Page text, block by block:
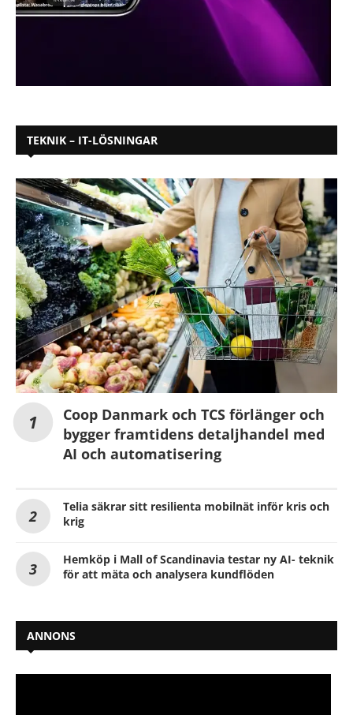
TEKNIK – IT-LÖSNINGAR
Coop Danmark och TCS förlänger och
bygger framtidens detaljhandel med
AI och automatisering
Telia säkrar sitt resilienta mobilnät inför kris och
krig
Hemköp i Mall of Scandinavia testar ny AI- teknik
för att mäta och analysera kundflöden
ANNONS